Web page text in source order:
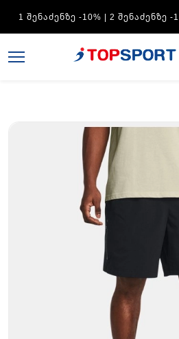
ᲨᲔᲜᲐᲫᲔᲜᲖᲔ -30%